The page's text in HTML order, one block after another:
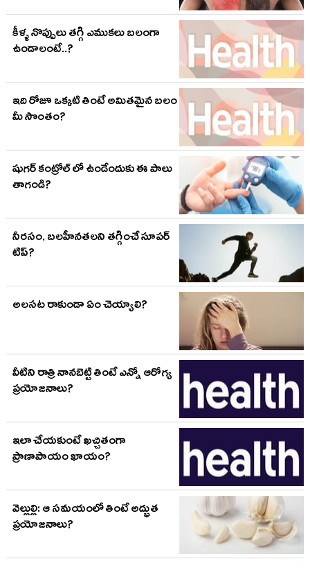
కీళ్ళ నొప్పులు తగ్గి ఎముకలు బలంగా
ఉండాలంటే..?
ఇది రోజూ ఒక్కటి తింటే అమితమైన బలం
మీ సొంతం?
షుగర్ కంట్రోల్ లో ఉండేందుకు ఈ పాలు
తాగండి?
నీరసం, బలహీనతలని తగ్గించే సూపర్
టిప్?
అలసట రాకుండా ఏం చెయ్యాలి?
వీటిని రాత్రి నానబెట్టి తింటే ఎన్నో ఆరోగ్య
ప్రయోజనాలు?
ఇలా చేయకుంటే ఖచ్చితంగా
ప్రాణాపాయం ఖాయం?
వెల్లుల్లి: ఆ సమయంలో తింటే అద్భుత
ప్రయోజనాలు?